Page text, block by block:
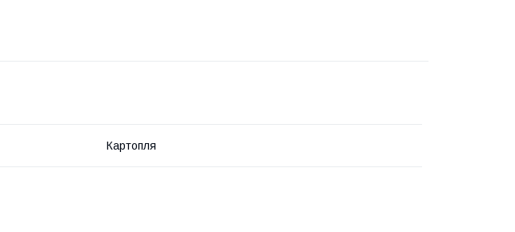
Картопля